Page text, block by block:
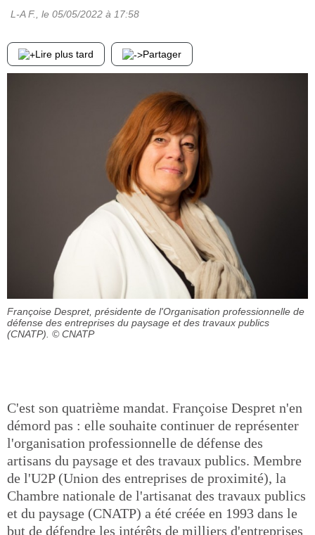
L-A F. , le 05/05/2022 à 17:58
Lire plus tard Partager
Françoise Despret, présidente de l'Organisation professionnelle de
défense des entreprises du paysage et des travaux publics
(CNATP). © CNATP
C'est son quatrième mandat. Françoise Despret n'en
démord pas : elle souhaite continuer de représenter
l'organisation professionnelle de défense des
artisans du paysage et des travaux publics. Membre
de l'U2P (Union des entreprises de proximité), la
Chambre nationale de l'artisanat des travaux publics
et du paysage (CNATP) a été créée en 1993 dans le
but de défendre les intérêts de milliers d'entreprises